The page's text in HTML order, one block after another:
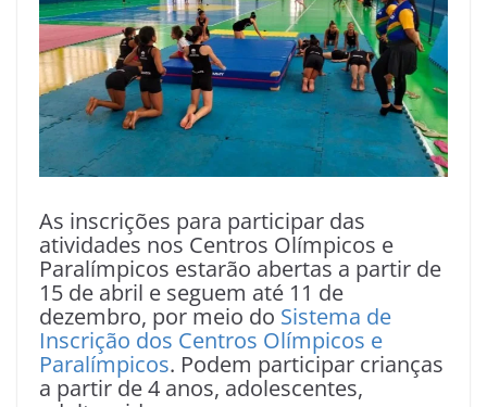
As inscrições para participar das
atividades nos Centros Olímpicos e
Paralímpicos estarão abertas a partir de
15 de abril e seguem até 11 de
dezembro, por meio do Sistema de
Inscrição dos Centros Olímpicos e
Paralímpicos. Podem participar crianças
a partir de 4 anos, adolescentes,